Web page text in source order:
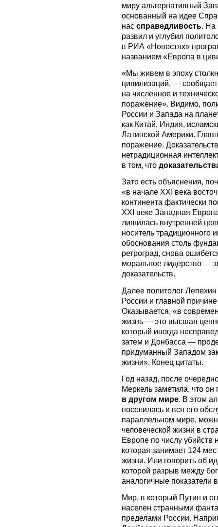
миру альтернативный
основанный на идее
нас справедливость. На
развил и углубил
в РИА «Новостях»
названием «Европа в
«Мы живем в эпоху
цивилизаций, —
на численное и
поражение». Видимо,
России и Запада на
как Китай, Индия,
Латинской Америки.
поражение.
нетрадиционная
в том, что
Зато есть объяснения,
«в начале XXI века
континента фактически
XXI веке Западная
лишилась внутренней
носитель традиционного
обоснования столь
ретроград, снова
моральное лидерство —
доказательств.
Далее политолог
России и главной
Оказывается, «в
жизнь — это высшая
который иногда
затем и Донбасса —
придуманный Западом
жизни». Конец цитаты.
Год назад, после
Меркель заметила, что
в другом мире. В этом
поселилась и вся его
параллельном мире,
человеческой жизни в
Европе по числу убийств
которая занимает 124
жизни. Или говорить об
которой разрыв между
аналогичные показатели
Мир, в который Путин и
населен странными
пределами России.